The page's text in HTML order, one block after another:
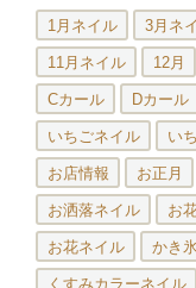
1月ネイル 3月ネ
11月ネイル 12月
Cカール Dカール
いちごネイル い
お店情報 お正月
お洒落ネイル お
お花ネイル かき氷
くすみカラーネイル